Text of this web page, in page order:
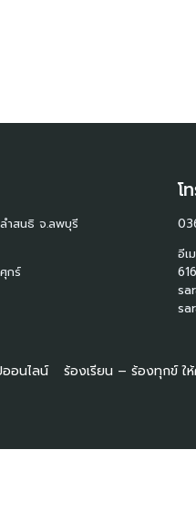
ำสนธิ จ.ลพบุรี
กร์
โ
อีเ
อนไลน์ ร้องเรียน – ร้องทุกข์ ใ